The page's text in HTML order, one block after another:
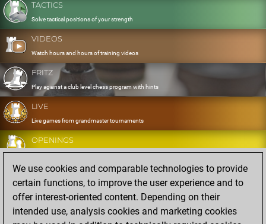
TACTICS
Solve tactical positions of your strength
VIDEOS
Watch hours and hours of training videos
FRITZ
Play against a club level chess program with hints
LIVE
Live games from grandmaster tournaments
OPENINGS
Develop and exercise your openings
DATABASE
Eight million strong games
MYGAMES
Store and analyse your own games in the cloud
We use cookies and comparable technologies to provide
certain functions, to improve the user experience and to
offer interest-oriented content. Depending on their
intended use, analysis cookies and marketing cookies